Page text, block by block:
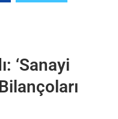
‘Sanayi